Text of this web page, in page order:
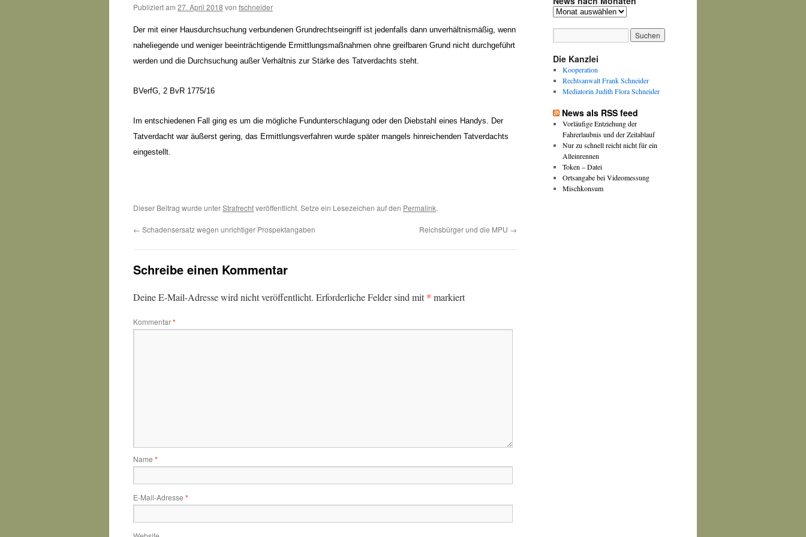
Publiziert am 27. April 2018 von fschneider
Der mit einer Hausdurchsuchung verbundenen Grundrechtseingriff ist jedenfalls dann unverhältnismäßig, wenn
naheliegende und weniger beeinträchtigende Ermittlungsmaßnahmen ohne greifbaren Grund nicht durchgeführt
werden und die Durchsuchung außer Verhältnis zur Stärke des Tatverdachts steht.
BVerfG, 2 BvR 1775/16
Im entschiedenen Fall ging es um die mögliche Fundunterschlagung oder den Diebstahl eines Handys. Der
Tatverdacht war äußerst gering, das Ermittlungsverfahren wurde später mangels hinreichenden Tatverdachts
eingestellt.
Dieser Beitrag wurde unterStrafrechtveröffentlicht. Setze ein Lesezeichen auf den Permalink.
← Schadensersatz wegen unrichtiger Prospektangaben Reichsbürger und die MPU →
Schreibe einen Kommentar
Deine E-Mail-Adresse wird nicht veröffentlicht. Erforderliche Felder sind mit* markiert
Kommentar*
Name *
E-Mail-Adresse *
News
Die Kanzlei
Kooperation
Rechtsanwalt Frank Schneider
Mediatorin Judith Flora Schneider
News als RSS feed
Vorläufige Entziehung der
Fahrerlaubnis und der Zeitablauf
Nur zu schnell reicht nicht für ein
Alleinrennen
Token – Datei
Ortsangabe bei Videomessung
Mischkonsum